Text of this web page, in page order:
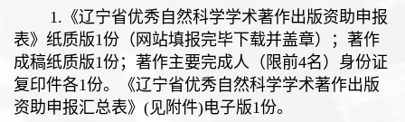
1. 《辽宁省优秀自然科学学术著作出版资助申报
表》纸质版1份（网站填报完毕下载并盖章）；著作
成稿纸质版1份；著作主要完成人（限前4名）身份证
复印件各1份。《辽宁省优秀自然科学学术著作出版
资助申报汇总表》 (见附件)电子版1份。